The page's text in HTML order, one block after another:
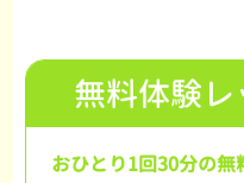
無料体験レ
おひとり1回30分の